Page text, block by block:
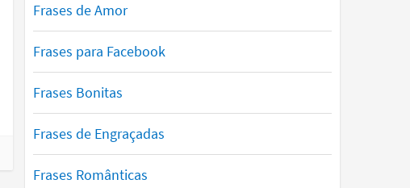
Frases de Amor
Frases para Facebook
Frases Bonitas
Frases de Engraçadas
Frases Românticas